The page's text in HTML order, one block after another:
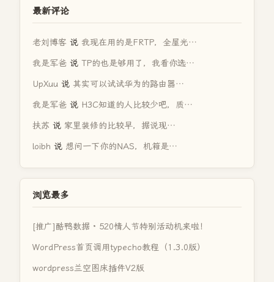
最新评论
老刘博客 说 我现在用的是FRTP，全屋光…
我是军爸 说 TP的也是够用了，我看你选…
UpXuu 说 其实可以试试华为的路由器…
我是军爸 说 H3C知道的人比较少吧，质…
扶苏 说 家里装修的比较早，据说现…
loibh 说 想问一下你的NAS，机箱是…
浏览最多
[推广]酷鸭数据 · 520情人节特别活动机来啦！
WordPress首页调用typecho教程（1.3.0版）
wordpress兰空图床插件V2版